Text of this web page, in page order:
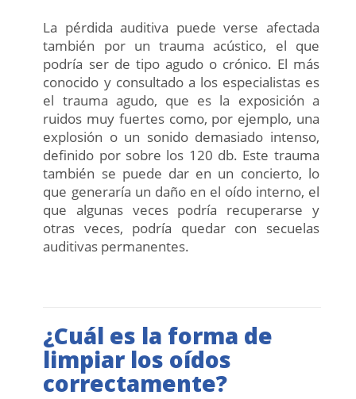
La pérdida auditiva puede verse afectada
también por un trauma acústico, el que
podría ser de tipo agudo o crónico. El más
conocido y consultado a los especialistas es
el trauma agudo, que es la exposición a
ruidos muy fuertes como, por ejemplo, una
explosión o un sonido demasiado intenso,
definido por sobre los 120 db. Este trauma
también se puede dar en un concierto, lo
que generaría un daño en el oído interno, el
que algunas veces podría recuperarse y
otras veces, podría quedar con secuelas
auditivas permanentes.
¿Cuál es la forma de
limpiar los oídos
correctamente?